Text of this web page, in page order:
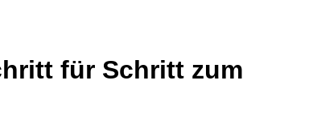
für Schritt zum